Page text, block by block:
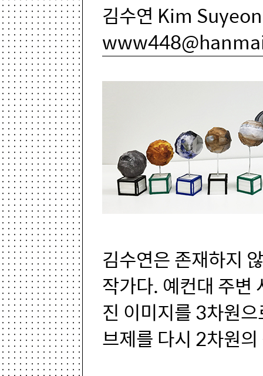
김수연 Kim
김수연은 존재하지
작가다. 예컨대 주변
진 이미지를 3차원
브제를 다시 2차원